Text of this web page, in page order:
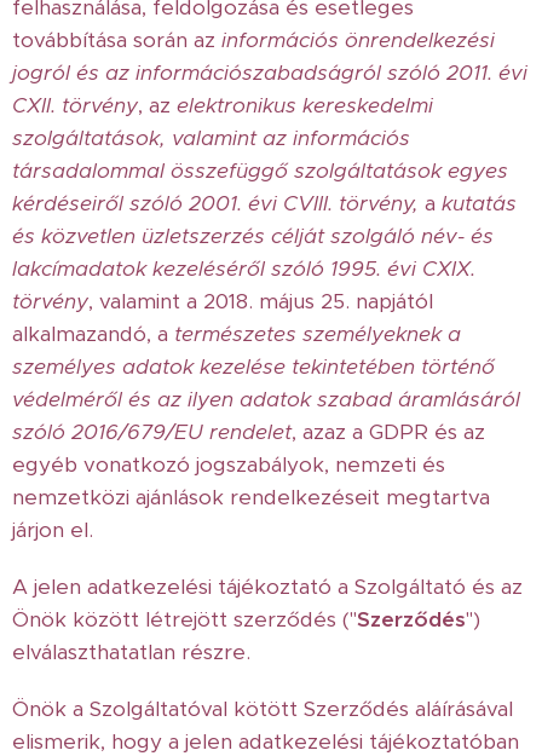
felhasználása, feldolgozása és esetleges
továbbítása során az információs önrendelkezési
jogról és az információszabadságról szóló 2011. évi
CXII. törvény, az elektronikus kereskedelmi
szolgáltatások, valamint az információs
társadalommal összefüggő szolgáltatások egyes
kérdéseiről szóló 2001. évi CVIII. törvény, a kutatás
és közvetlen üzletszerzés célját szolgáló név- és
lakcímadatok kezeléséről szóló 1995. évi CXIX.
törvény, valamint a 2018. május 25. napjától
alkalmazandó, a természetes személyeknek a
személyes adatok kezelése tekintetében történő
védelméről és az ilyen adatok szabad áramlásáról
szóló 2016/679/EU rendelet, azaz a GDPR és az
egyéb vonatkozó jogszabályok, nemzeti és
nemzetközi ajánlások rendelkezéseit megtartva
járjon el.
A jelen adatkezelési tájékoztató a Szolgáltató és az
Önök között létrejött szerződés ("Szerződés")
elválaszthatatlan részre.
Önök a Szolgáltatóval kötött Szerződés aláírásával
elismerik, hogy a jelen adatkezelési tájékoztatóban